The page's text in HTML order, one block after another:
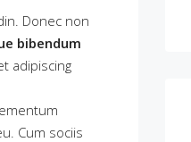
Donec non
bibendum
adipiscing
Cum sociis